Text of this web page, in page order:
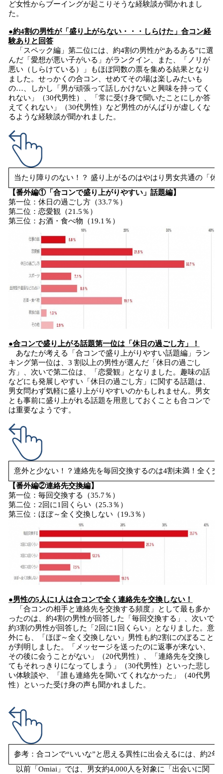
ど女性からブーイングが起こりそうな経験談が聞かれまし
た。
●約4割の男性が「盛り上がらない・・・しらけた」合コン経
験ありと回答
「スペック編」第二位には、約4割の男性が“あるある”に選
んだ「愛想が悪い子がいる」がランクイン、また、「ノリが
悪い（しらけている）」もほぼ同数の票を集める結果となり
ました。せっかくの合コン、せめてその場は楽しみたいも
の…、しかし「男が頑張って話しかけないと興味を持ってく
れない」（30代男性）、「常に受け身で聞いたことにしか答
えてくれない」（30代男性）など男性のがんばりが虚しくな
るような経験談が聞かれました。
当たり障りのない！？ 盛り上がるのはやはり男女共通の「休
【番外編①「合コンで盛り上がりやすい」話題編】
第一位：休日の過ごし方（33.7％）
第二位：恋愛観（21.5％）
第三位：お酒・食べ物（19.1％）
●合コンで盛り上がる話題第一位は「休日の過ごし方」！
あなたが考える「合コンで盛り上がりやすい話題編」ラン
キング第一位は、3 割以上の男性が選んだ「休日の過ごし
方」、次いで第二位は、「恋愛観」となりました。趣味の話
などにも発展しやすい「休日の過ごし方」に関する話題は、
男女問わず気軽に盛り上がりやすいのかもしれません。男女
とも事前に盛り上がれる話題を用意しておくことも合コンで
は重要なようです。
意外と少ない！？連絡先を毎回交換するのは4割未満！全く交
【番外編②連絡先交換編】
第一位：毎回交換する（35.7％）
第二位：2回に1回くらい（25.3％）
第三位：ほぼ～全く交換しない（19.3％）
●男性の5人に1人は合コンで全く連絡先を交換しない！
「合コンの相手と連絡先を交換する頻度」として最も多か
ったのは、約4割の男性が回答した「毎回交換する」、次いで
約3割の男性が回答した「2回に1回くらい」となりました。意
外にも、「ほぼ～全く交換しない」男性も約2割にのぼること
が判明しました。「メッセージを送ったのに返事が来ない、
その後に会うことがない」（20代男性）、「連絡先を交換し
てもそれっきりになってしまう」（30代男性）といった悲し
い体験談や、「誰も連絡先を聞いてくれなかった」（40代男
性）といった受け身の声も聞かれました。
参考：合コンで“いいな”と思える異性に出会えるには、約2年
以前「Omiai」では、男女約4,000人を対象に「出会いに関